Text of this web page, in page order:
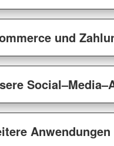
und
Anwendungen